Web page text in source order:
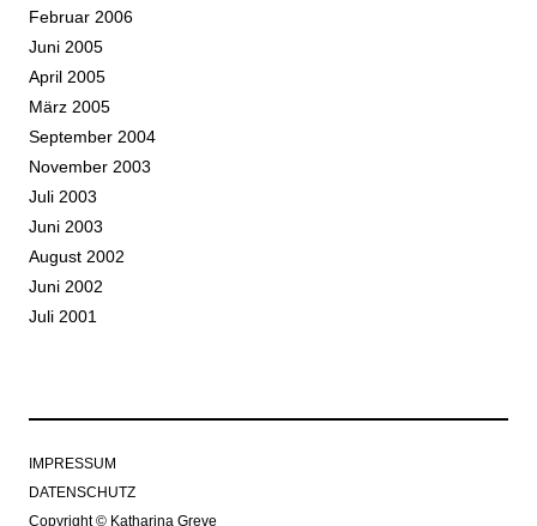
Februar 2006
Juni 2005
April 2005
März 2005
September 2004
November 2003
Juli 2003
Juni 2003
August 2002
Juni 2002
Juli 2001
IMPRESSUM
DATENSCHUTZ
Copyright © Katharina Greve